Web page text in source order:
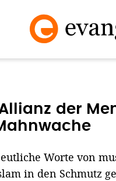
der
Worte von
in den Schmutz